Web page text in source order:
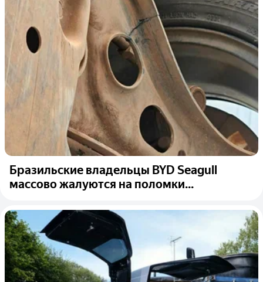
Бразильские владельцы BYD Seagull
массово жалуются на поломки...